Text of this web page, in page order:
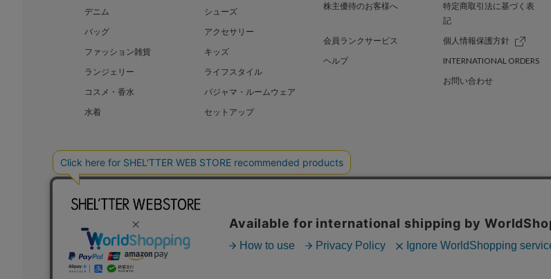
デニム
シューズ
バッグ
アクセサリー
ファッション雑貨
キッズ
ランジェリー
ライフスタイル
コスメ・香水
パジャマ・ルームウェア
水着
セットアップ
株主優待のお客様へ
特定商取引法に基づく表
記
会員ランクサービス
個人情報保護方針
ヘルプ
INTERNATIONAL ORDERS
お問い合わせ
BAROQUE JAPAN LIMITED SHEL’TTER GREEN 採用情報
COPYRIGHT © BAROQUE JAPAN LIMITED ALL RIGHTS RESERVED.